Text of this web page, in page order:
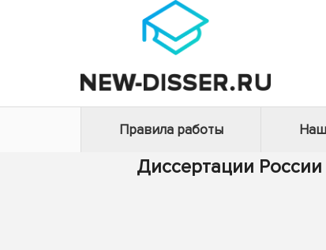
Правила работы
Диссертации России